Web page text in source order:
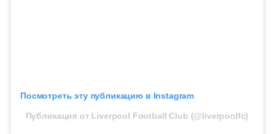
Посмотреть эту публикацию в Instagram
Публикация от Liverpool Football Club (@liverpoolfc)